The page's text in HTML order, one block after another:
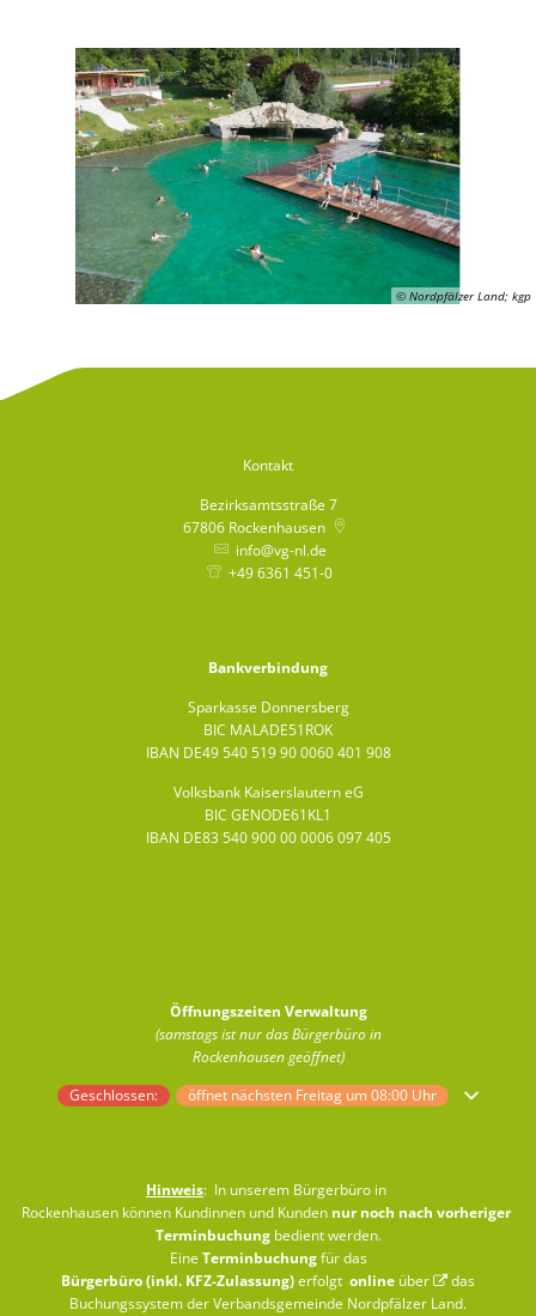
© Nordpfälzer Land; kgp
Kontakt
Bezirksamtsstraße 7
67806 Rockenhausen
info@vg-nl.de
+49 6361 451-0
Bankverbindung
Sparkasse Donnersberg
BIC MALADE51ROK
IBAN DE49 540 519 90 0060 401 908
Volksbank Kaiserslautern eG
BIC GENODE61KL1
IBAN DE83 540 900 00 0006 097 405
Öffnungszeiten Verwaltung
(samstags ist nur das Bürgerbüro in
Rockenhausen geöffnet)
Klicken, um weitere Öffnungs- oder Schließzeiten auszublenden
Geschlossen: öffnet nächsten Freitag um 08:00 Uhr
Hinweis: In unserem Bürgerbüro in
Rockenhausen können Kundinnen und Kunden nur noch nach vorheriger
Terminbuchungbedient werden.
Eine Terminbuchungfür das
Bürgerbüro (inkl. KFZ-Zulassung)erfolgt online über
das
Buchungssystem der Verbandsgemeinde Nordpfälzer Land.